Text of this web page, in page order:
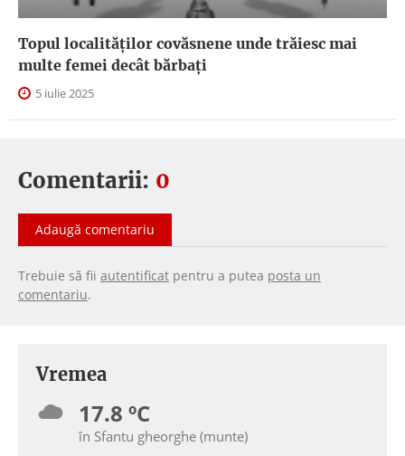
Topul localităților covăsnene unde trăiesc mai
multe femei decât bărbați
5 iulie 2025
Comentarii: 0
Adaugă comentariu
Trebuie să fii autentificat pentru a putea posta un
comentariu.
Vremea
17.8 ºC
în Sfantu gheorghe (munte)